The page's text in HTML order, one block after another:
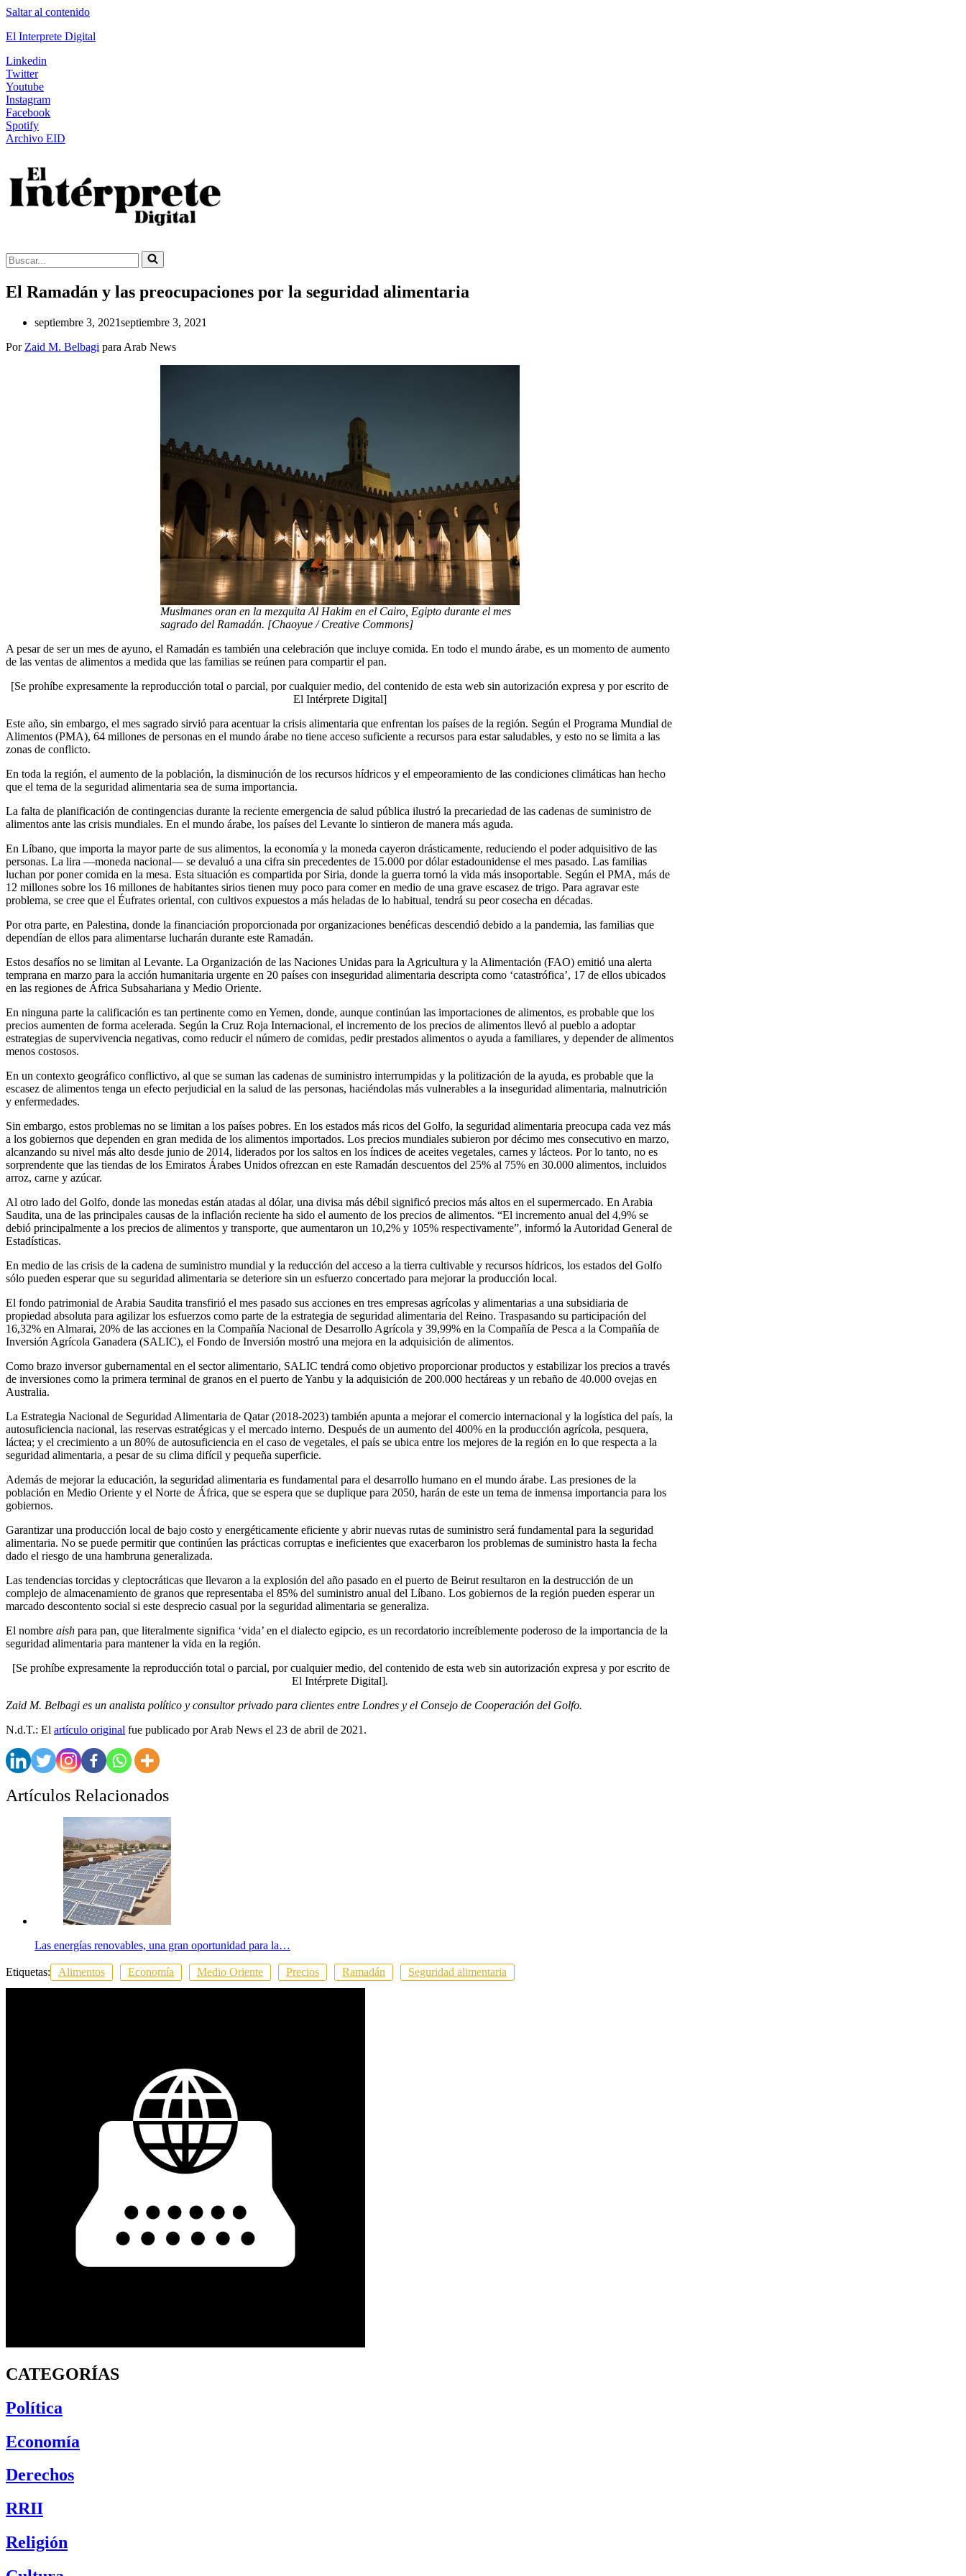
Saltar al contenido
El Interprete Digital
Linkedin
Twitter
Youtube
Instagram
Facebook
Spotify
Archivo EID
Buscar...
El Ramadán y las preocupaciones por la seguridad alimentaria
septiembre 3, 2021septiembre 3, 2021
Por Zaid M. Belbagi para Arab News
Muslmanes oran en la mezquita Al Hakim en el Cairo, Egipto durante el mes
sagrado del Ramadán. [Chaoyue / Creative Commons]
A pesar de ser un mes de ayuno, el Ramadán es también una celebración que incluye comida. En todo el mundo árabe, es un momento de aumento
de las ventas de alimentos a medida que las familias se reúnen para compartir el pan.
[Se prohíbe expresamente la reproducción total o parcial, por cualquier medio, del contenido de esta web sin autorización expresa y por escrito de
El Intérprete Digital]
Este año, sin embargo, el mes sagrado sirvió para acentuar la crisis alimentaria que enfrentan los países de la región. Según el Programa Mundial de
Alimentos (PMA), 64 millones de personas en el mundo árabe no tiene acceso suficiente a recursos para estar saludables, y esto no se limita a las
zonas de conflicto.
En toda la región, el aumento de la población, la disminución de los recursos hídricos y el empeoramiento de las condiciones climáticas han hecho
que el tema de la seguridad alimentaria sea de suma importancia.
La falta de planificación de contingencias durante la reciente emergencia de salud pública ilustró la precariedad de las cadenas de suministro de
alimentos ante las crisis mundiales. En el mundo árabe, los países del Levante lo sintieron de manera más aguda.
En Líbano, que importa la mayor parte de sus alimentos, la economía y la moneda cayeron drásticamente, reduciendo el poder adquisitivo de las
personas. La lira —moneda nacional— se devaluó a una cifra sin precedentes de 15.000 por dólar estadounidense el mes pasado. Las familias
luchan por poner comida en la mesa. Esta situación es compartida por Siria, donde la guerra tornó la vida más insoportable. Según el PMA, más de
12 millones sobre los 16 millones de habitantes sirios tienen muy poco para comer en medio de una grave escasez de trigo. Para agravar este
problema, se cree que el Éufrates oriental, con cultivos expuestos a más heladas de lo habitual, tendrá su peor cosecha en décadas.
Por otra parte, en Palestina, donde la financiación proporcionada por organizaciones benéficas descendió debido a la pandemia, las familias que
dependían de ellos para alimentarse lucharán durante este Ramadán.
Estos desafíos no se limitan al Levante. La Organización de las Naciones Unidas para la Agricultura y la Alimentación (FAO) emitió una alerta
temprana en marzo para la acción humanitaria urgente en 20 países con inseguridad alimentaria descripta como ‘catastrófica’, 17 de ellos ubicados
en las regiones de África Subsahariana y Medio Oriente.
En ninguna parte la calificación es tan pertinente como en Yemen, donde, aunque continúan las importaciones de alimentos, es probable que los
precios aumenten de forma acelerada. Según la Cruz Roja Internacional, el incremento de los precios de alimentos llevó al pueblo a adoptar
estrategias de supervivencia negativas, como reducir el número de comidas, pedir prestados alimentos o ayuda a familiares, y depender de alimentos
menos costosos.
En un contexto geográfico conflictivo, al que se suman las cadenas de suministro interrumpidas y la politización de la ayuda, es probable que la
escasez de alimentos tenga un efecto perjudicial en la salud de las personas, haciéndolas más vulnerables a la inseguridad alimentaria, malnutrición
y enfermedades.
Sin embargo, estos problemas no se limitan a los países pobres. En los estados más ricos del Golfo, la seguridad alimentaria preocupa cada vez más
a los gobiernos que dependen en gran medida de los alimentos importados. Los precios mundiales subieron por décimo mes consecutivo en marzo,
alcanzando su nivel más alto desde junio de 2014, liderados por los saltos en los índices de aceites vegetales, carnes y lácteos. Por lo tanto, no es
sorprendente que las tiendas de los Emiratos Árabes Unidos ofrezcan en este Ramadán descuentos del 25% al 75% en 30.000 alimentos, incluidos
arroz, carne y azúcar.
Al otro lado del Golfo, donde las monedas están atadas al dólar, una divisa más débil significó precios más altos en el supermercado. En Arabia
Saudita, una de las principales causas de la inflación reciente ha sido el aumento de los precios de alimentos. “El incremento anual del 4,9% se
debió principalmente a los precios de alimentos y transporte, que aumentaron un 10,2% y 105% respectivamente”, informó la Autoridad General de
Estadísticas.
En medio de las crisis de la cadena de suministro mundial y la reducción del acceso a la tierra cultivable y recursos hídricos, los estados del Golfo
sólo pueden esperar que su seguridad alimentaria se deteriore sin un esfuerzo concertado para mejorar la producción local.
El fondo patrimonial de Arabia Saudita transfirió el mes pasado sus acciones en tres empresas agrícolas y alimentarias a una subsidiaria de
propiedad absoluta para agilizar los esfuerzos como parte de la estrategia de seguridad alimentaria del Reino. Traspasando su participación del
16,32% en Almarai, 20% de las acciones en la Compañía Nacional de Desarrollo Agrícola y 39,99% en la Compañía de Pesca a la Compañía de
Inversión Agrícola Ganadera (SALIC), el Fondo de Inversión mostró una mejora en la adquisición de alimentos.
Como brazo inversor gubernamental en el sector alimentario, SALIC tendrá como objetivo proporcionar productos y estabilizar los precios a través
de inversiones como la primera terminal de granos en el puerto de Yanbu y la adquisición de 200.000 hectáreas y un rebaño de 40.000 ovejas en
Australia.
La Estrategia Nacional de Seguridad Alimentaria de Qatar (2018-2023) también apunta a mejorar el comercio internacional y la logística del país, la
autosuficiencia nacional, las reservas estratégicas y el mercado interno. Después de un aumento del 400% en la producción agrícola, pesquera,
láctea; y el crecimiento a un 80% de autosuficiencia en el caso de vegetales, el país se ubica entre los mejores de la región en lo que respecta a la
seguridad alimentaria, a pesar de su clima difícil y pequeña superficie.
Además de mejorar la educación, la seguridad alimentaria es fundamental para el desarrollo humano en el mundo árabe. Las presiones de la
población en Medio Oriente y el Norte de África, que se espera que se duplique para 2050, harán de este un tema de inmensa importancia para los
gobiernos.
Garantizar una producción local de bajo costo y energéticamente eficiente y abrir nuevas rutas de suministro será fundamental para la seguridad
alimentaria. No se puede permitir que continúen las prácticas corruptas e ineficientes que exacerbaron los problemas de suministro hasta la fecha
dado el riesgo de una hambruna generalizada.
Las tendencias torcidas y cleptocráticas que llevaron a la explosión del año pasado en el puerto de Beirut resultaron en la destrucción de un
complejo de almacenamiento de granos que representaba el 85% del suministro anual del Líbano. Los gobiernos de la región pueden esperar un
marcado descontento social si este desprecio casual por la seguridad alimentaria se generaliza.
El nombre aish para pan, que literalmente significa ‘vida’ en el dialecto egipcio, es un recordatorio increíblemente poderoso de la importancia de la
seguridad alimentaria para mantener la vida en la región.
[Se prohíbe expresamente la reproducción total o parcial, por cualquier medio, del contenido de esta web sin autorización expresa y por escrito de
El Intérprete Digital].
Zaid M. Belbagi es un analista político y consultor privado para clientes entre Londres y el Consejo de Cooperación del Golfo.
N.d.T.: El artículo original fue publicado por Arab News el 23 de abril de 2021.
Artículos Relacionados
Las energías renovables, una gran oportunidad para la…
Etiquetas: Alimentos Economía Medio Oriente Precios Ramadán Seguridad alimentaria
CATEGORÍAS
Política
Economía
Derechos
RRII
Religión